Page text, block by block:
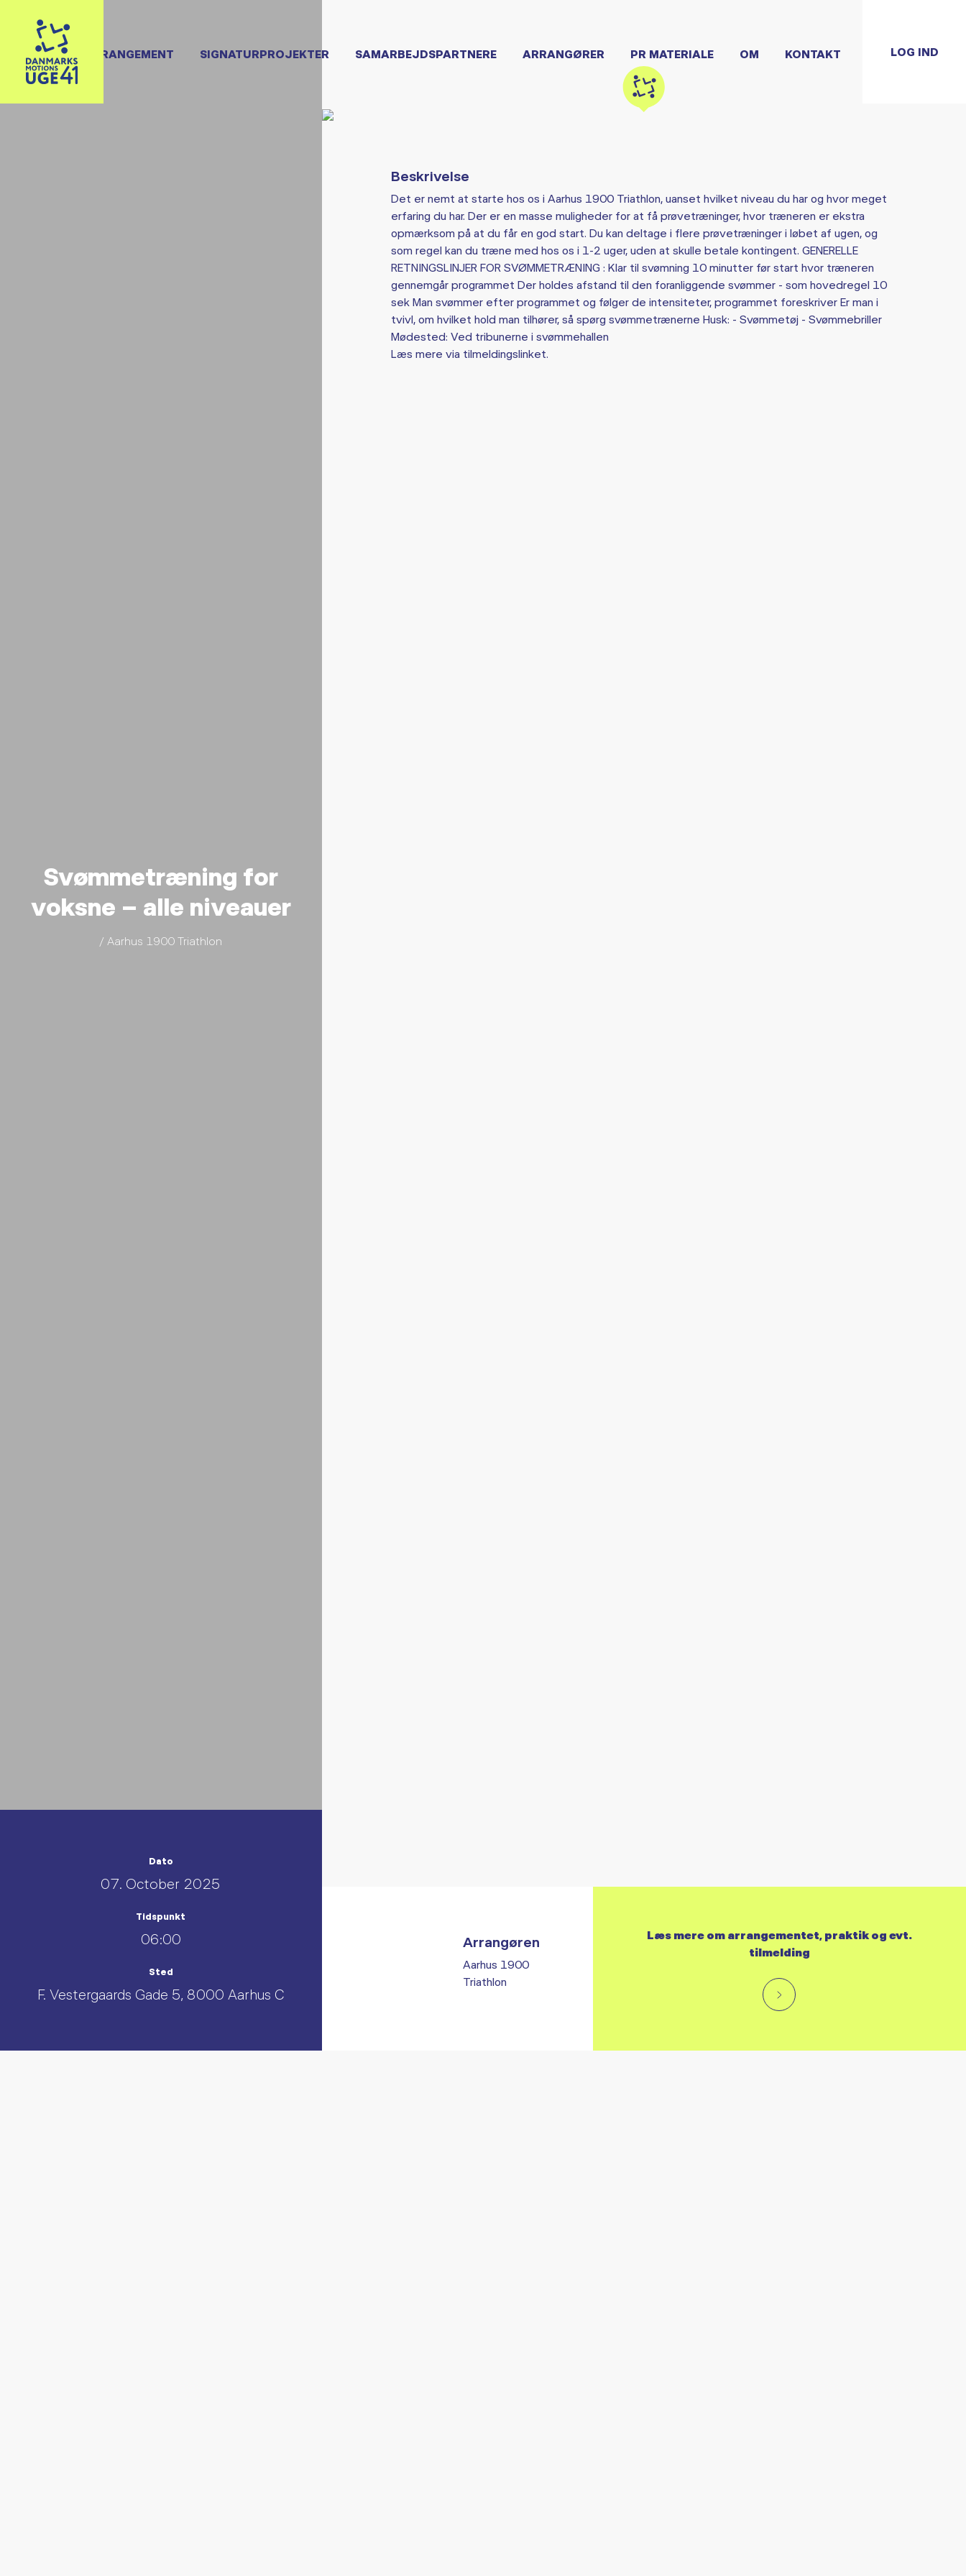
OPRET ARRANGEMENT SIGNATURPROJEKTER SAMARBEJDSPARTNERE ARRANGØRER PR MATERIALE OM KONTAKT LOG IND
Svømmetræning for
voksne – alle niveauer
/ Aarhus 1900 Triathlon
Dato
07. October 2025
Tidspunkt
06:00
Sted
F. Vestergaards Gade 5, 8000 Aarhus C
Beskrivelse
Det er nemt at starte hos os i Aarhus 1900 Triathlon, uanset hvilket niveau du har og hvor meget
erfaring du har. Der er en masse muligheder for at få prøvetræninger, hvor træneren er ekstra
opmærksom på at du får en god start. Du kan deltage i flere prøvetræninger i løbet af ugen, og
som regel kan du træne med hos os i 1-2 uger, uden at skulle betale kontingent. GENERELLE
RETNINGSLINJER FOR SVØMMETRÆNING : Klar til svømning 10 minutter før start hvor træneren
gennemgår programmet Der holdes afstand til den foranliggende svømmer - som hovedregel 10
sek Man svømmer efter programmet og følger de intensiteter, programmet foreskriver Er man i
tvivl, om hvilket hold man tilhører, så spørg svømmetrænerne Husk: - Svømmetøj - Svømmebriller
Mødested: Ved tribunerne i svømmehallen
Læs mere via tilmeldingslinket.
Arrangøren
Aarhus 1900
Triathlon
Læs mere om arrangementet, praktik og evt.
tilmelding